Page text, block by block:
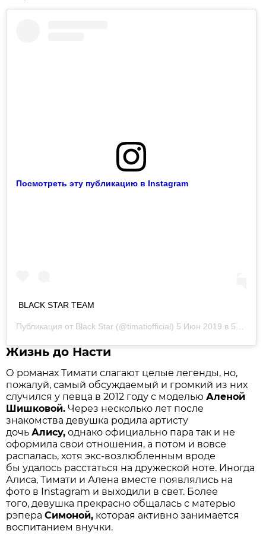
Посмотреть эту публикацию в Instagram
BLACK STAR TEAM ️
Публикация от Black Star (@timatiofficial) 5 Июн 2019 в 5:11 PDT
Жизнь до Насти
О романах Тимати слагают целые легенды, но,
пожалуй, самый обсуждаемый и громкий из них
случился у певца в 2012 году с модельюАленой
Шишковой. Через несколько лет после
знакомства девушка родила артисту
дочьАлису, однако официально пара так и не
оформила свои отношения, а потом и вовсе
распалась, хотя экс-возлюбленным вроде
бы удалось расстаться на дружеской ноте. Иногда
Алиса, Тимати и Алена вместе появлялись на
фото в Instagram и выходили в свет. Более
того, девушка прекрасно общалась с матерью
рэпераСимоной, которая активно занимается
воспитанием внучки.